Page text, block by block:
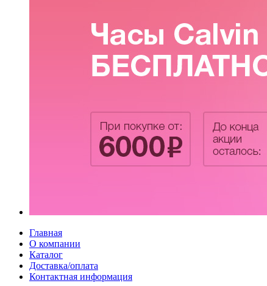
Главная
О компании
Каталог
Доставка/оплата
Контактная информация